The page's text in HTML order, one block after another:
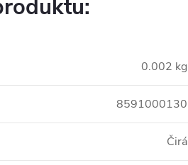
0.002 kg
8591000130
Čirá